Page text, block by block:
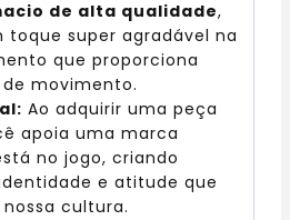
de alta qualidade,
super agradável na
que proporciona
movimento.
Ao adquirir uma peça
apoia uma marca
no jogo, criando
e atitude que
cultura.